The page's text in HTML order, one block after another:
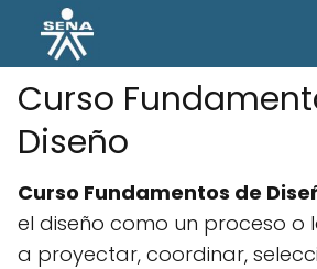
Curso
Diseño
Curso Fundamentos de
el diseño como un proceso o
a proyectar, coordinar,